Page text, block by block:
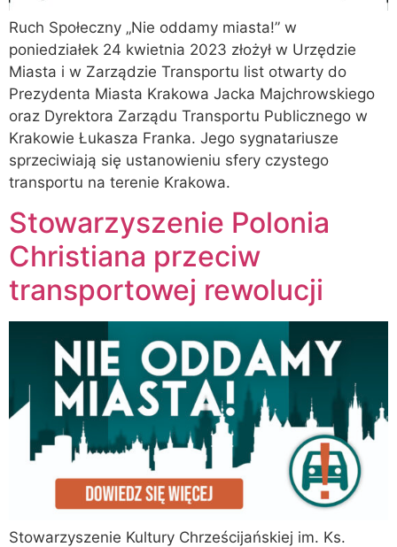
Ruch Społeczny „Nie oddamy miasta!” w
poniedziałek 24 kwietnia 2023 złożył w Urzędzie
Miasta i w Zarządzie Transportu list otwarty do
Prezydenta Miasta Krakowa Jacka Majchrowskiego
oraz Dyrektora Zarządu Transportu Publicznego w
Krakowie Łukasza Franka. Jego sygnatariusze
sprzeciwiają się ustanowieniu sfery czystego
transportu na terenie Krakowa.
Stowarzyszenie Polonia
Christiana przeciw
transportowej rewolucji
Stowarzyszenie Kultury Chrześcijańskiej im. Ks.